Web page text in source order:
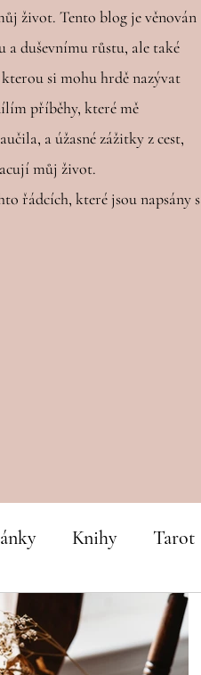
život. Tento blog je věnován
duševnímu růstu, ale také
si mohu hrdě nazývat
příběhy, které mě
a úžasné zážitky z cest,
můj život.
řádcích, které jsou napsány s
Knihy Tarot